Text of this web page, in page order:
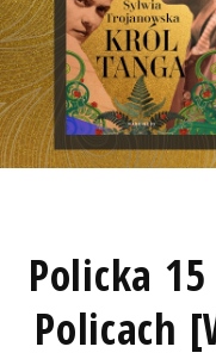
Policka
Policach